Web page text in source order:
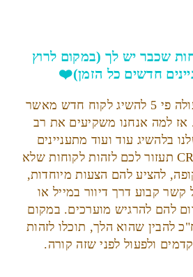
שכבר יש לך (במקום לרוץ
חדשים כל הזמן)❤️
כולנו יודעים שזה עולה פי 5 להשיג לקוח חדש מאשר
אז למה אנחנו משקיעים את רב
בלהשיג עוד ועוד מתעניינים
חדשים? מערכת CRM תעזור לכם לזהות לקוחות שלא
להציע להם הצעות מיוחדות,
קבוע דרך דיוור במייל או
להם להרגיש מוערכים. במקום
להבין שהוא הלך, תוכלו לזהות
ולפעול לפני שזה קורה.